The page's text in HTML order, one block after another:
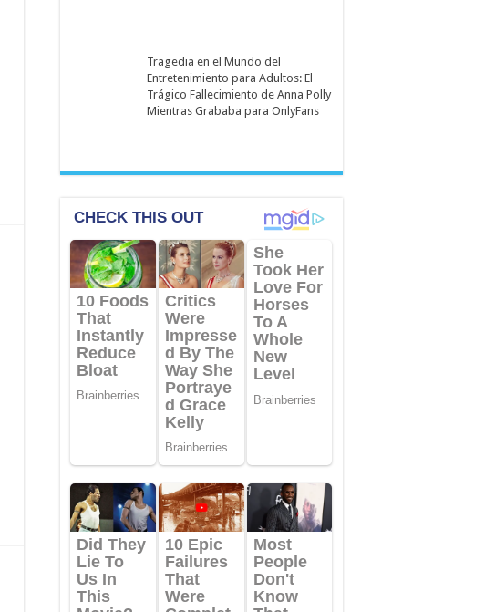
Tragedia en el Mundo del
Entretenimiento para Adultos: El
Trágico Fallecimiento de Anna Polly
Mientras Grababa para OnlyFans